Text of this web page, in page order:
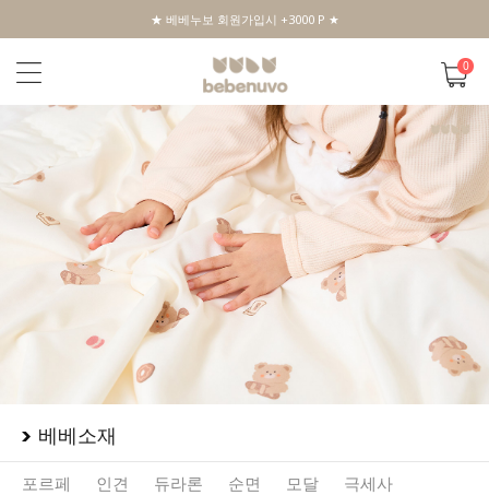
★ 베베누보 회원가입시 +3000 P ★
0
베베소재
포르페 인견 듀라론 순면 모달
극세사